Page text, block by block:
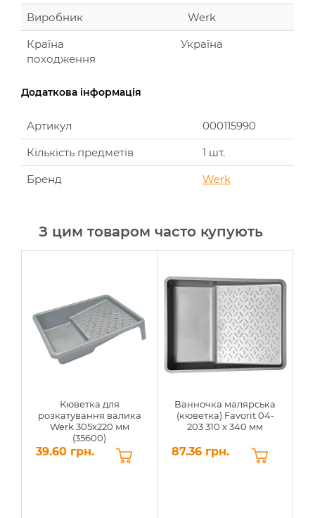
Виробник
Werk
Країна
походження
Україна
Додаткова інформація
Артикул
000115990
Кількість предметів
1 шт.
Бренд
Werk
З цим товаром часто купують
Кюветка для
розкатування валика
Werk 305x220 мм
(35600)
39.60 грн.
Ванночка малярська
(кюветка) Favorit 04-
203 310 х 340 мм
87.36 грн.